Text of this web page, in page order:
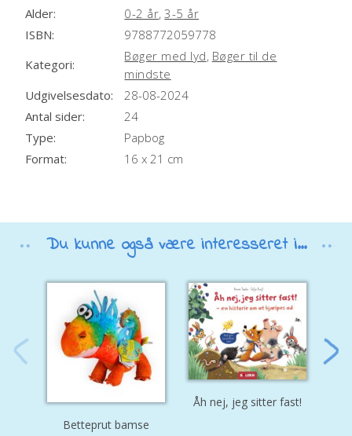
Alder: 0-2 år,3-5 år
ISBN:
9788772059778
Kategori:
Bøger med lyd, Bøger til de
mindste
Udgivelsesdato:
28-08-2024
Antal sider:
24
Type:
Papbog
Format:
16 x 21 cm
Du kunne også være interesseret i...
Betteprut bamse
Åh nej, jeg sitter fast!